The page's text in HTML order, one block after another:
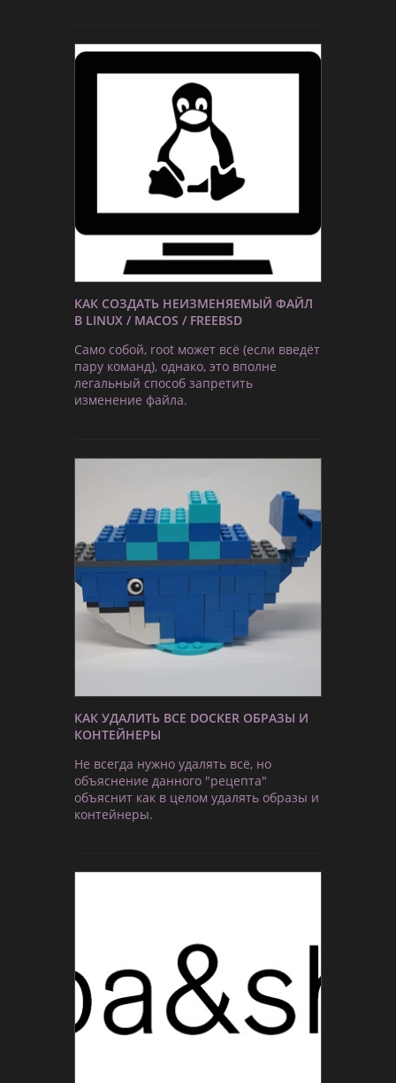
КАК СОЗДАТЬ НЕИЗМЕНЯЕМЫЙ ФАЙЛ
В LINUX / MACOS / FREEBSD
Само собой, root может всё (если введёт
пару команд), однако, это вполне
легальный способ запретить
изменение файла.
КАК УДАЛИТЬ ВСЕ DOCKER ОБРАЗЫ И
КОНТЕЙНЕРЫ
Не всегда нужно удалять всё, но
объяснение данного "рецепта"
объяснит как в целом удалять образы и
контейнеры.